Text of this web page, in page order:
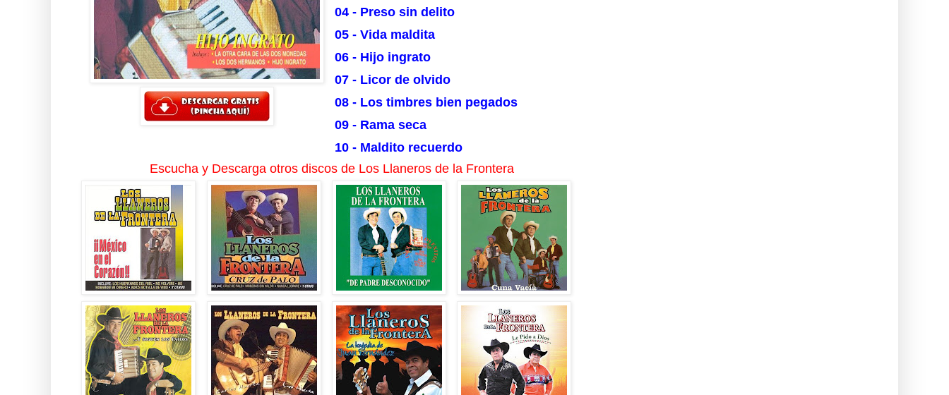
04 - Preso sin delito
05 - Vida maldita
06 - Hijo ingrato
07 - Licor de olvido
08 - Los timbres bien pegados
09 - Rama seca
10 - Maldito recuerdo
Escucha y Descarga otros discos de Los Llaneros de la Frontera